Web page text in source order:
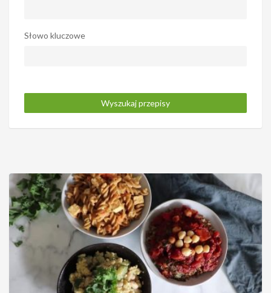
Słowo kluczowe
Wyszukaj przepisy